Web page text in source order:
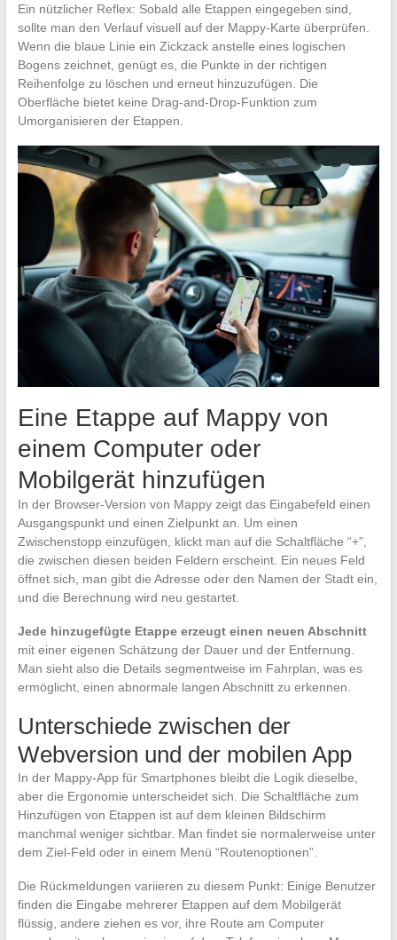
Ein nützlicher Reflex: Sobald alle Etappen eingegeben sind,
sollte man den Verlauf visuell auf der Mappy-Karte überprüfen.
Wenn die blaue Linie ein Zickzack anstelle eines logischen
Bogens zeichnet, genügt es, die Punkte in der richtigen
Reihenfolge zu löschen und erneut hinzuzufügen. Die
Oberfläche bietet keine Drag-and-Drop-Funktion zum
Umorganisieren der Etappen.
Eine Etappe auf Mappy von
einem Computer oder
Mobilgerät hinzufügen
In der Browser-Version von Mappy zeigt das Eingabefeld einen
Ausgangspunkt und einen Zielpunkt an. Um einen
Zwischenstopp einzufügen, klickt man auf die Schaltfläche “+”,
die zwischen diesen beiden Feldern erscheint. Ein neues Feld
öffnet sich, man gibt die Adresse oder den Namen der Stadt ein,
und die Berechnung wird neu gestartet.
Jede hinzugefügte Etappe erzeugt einen neuen Abschnitt
mit einer eigenen Schätzung der Dauer und der Entfernung.
Man sieht also die Details segmentweise im Fahrplan, was es
ermöglicht, einen abnormale langen Abschnitt zu erkennen.
Unterschiede zwischen der
Webversion und der mobilen App
In der Mappy-App für Smartphones bleibt die Logik dieselbe,
aber die Ergonomie unterscheidet sich. Die Schaltfläche zum
Hinzufügen von Etappen ist auf dem kleinen Bildschirm
manchmal weniger sichtbar. Man findet sie normalerweise unter
dem Ziel-Feld oder in einem Menü “Routenoptionen”.
Die Rückmeldungen variieren zu diesem Punkt: Einige Benutzer
finden die Eingabe mehrerer Etappen auf dem Mobilgerät
flüssig, andere ziehen es vor, ihre Route am Computer